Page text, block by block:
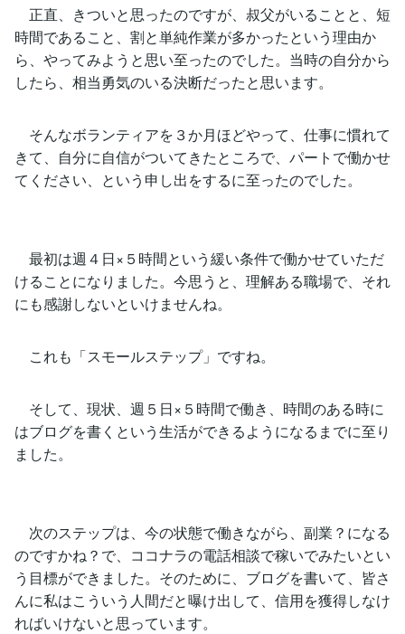
正直、きついと思ったのですが、叔父がいることと、短
時間であること、割と単純作業が多かったという理由か
ら、やってみようと思い至ったのでした。当時の自分から
したら、相当勇気のいる決断だったと思います。
そんなボランティアを３か月ほどやって、仕事に慣れて
きて、自分に自信がついてきたところで、パートで働かせ
てください、という申し出をするに至ったのでした。
最初は週４日×５時間という緩い条件で働かせていただ
けることになりました。今思うと、理解ある職場で、それ
にも感謝しないといけませんね。
これも「スモールステップ」ですね。
そして、現状、週５日×５時間で働き、時間のある時に
はブログを書くという生活ができるようになるまでに至り
ました。
次のステップは、今の状態で働きながら、副業？になる
のですかね？で、ココナラの電話相談で稼いでみたいとい
う目標ができました。そのために、ブログを書いて、皆さ
んに私はこういう人間だと曝け出して、信用を獲得しなけ
ればいけないと思っています。